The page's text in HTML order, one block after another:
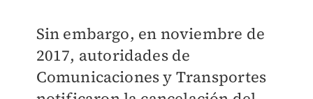
Sin embargo, en noviembre de
2017, autoridades de
Comunicaciones y Transportes